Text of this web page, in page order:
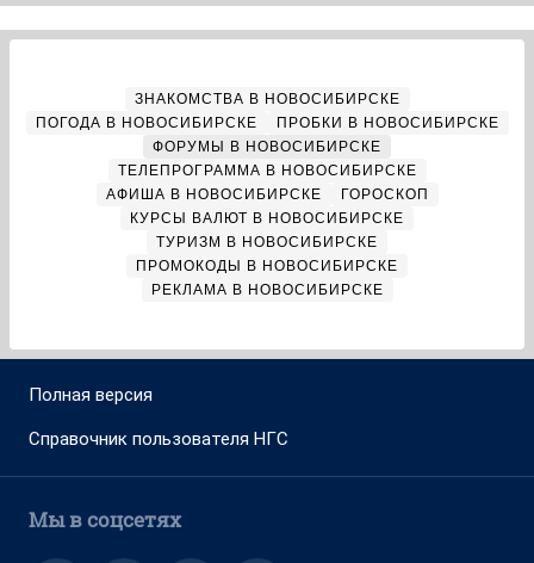
ЗНАКОМСТВА В НОВОСИБИРСКЕ
ПОГОДА В НОВОСИБИРСКЕ
ПРОБКИ В НОВОСИБИРСКЕ
ФОРУМЫ В НОВОСИБИРСКЕ
ТЕЛЕПРОГРАММА В НОВОСИБИРСКЕ
АФИША В НОВОСИБИРСКЕ
ГОРОСКОП
КУРСЫ ВАЛЮТ В НОВОСИБИРСКЕ
ТУРИЗМ В НОВОСИБИРСКЕ
ПРОМОКОДЫ В НОВОСИБИРСКЕ
РЕКЛАМА В НОВОСИБИРСКЕ
Полная версия
Справочник пользователя НГС
Мы в соцсетях